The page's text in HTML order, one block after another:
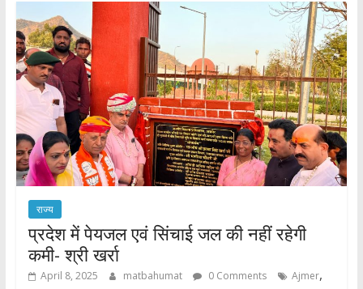
राज्य
प्रदेश में पेयजल एवं सिंचाई जल की नहीं रहेगी
कमी- श्री खर्रा
April 8, 2025 matbahumat 0 Comments Ajmer,